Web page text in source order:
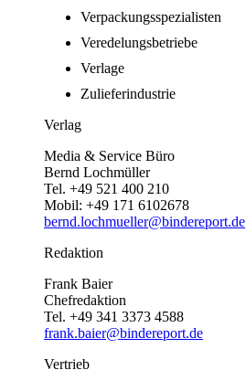
Verpackungsspezialisten
Veredelungsbetriebe
Verlage
Zulieferindustrie
Verlag
Media & Service Büro
Bernd Lochmüller
Tel. +49 521 400 210
Mobil: +49 171 6102678
bernd.lochmueller@bindereport.de
Redaktion
Frank Baier
Chefredaktion
Tel. +49 341 3373 4588
frank.baier@bindereport.de
Vertrieb